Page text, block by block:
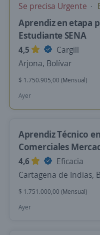
Se precisa Urgente
Aprendiz en etapa
Estudiante SENA
4,5
Cargill
Arjona, Bolívar
$ 1.750.905,00 (Mensual)
Ayer
Aprendiz Técnico
Comerciales
4,6
Eficacia
Cartagena de Indias,
$ 1.751.000,00 (Mensual)
Ayer